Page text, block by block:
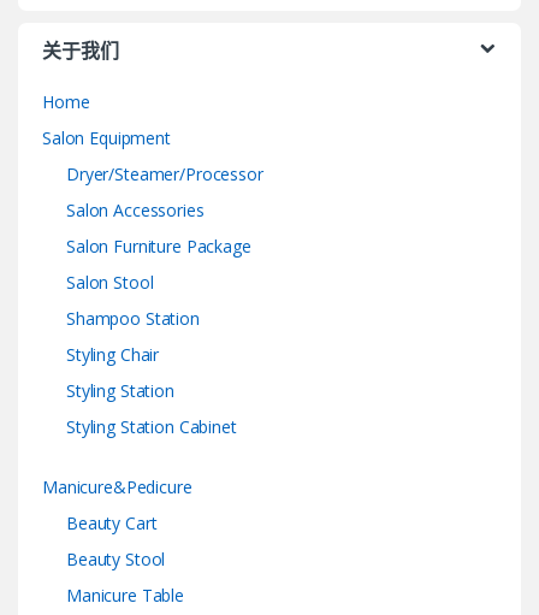
关于我们
Home
Salon Equipment
Dryer/Steamer/Processor
Salon Accessories
Salon Furniture Package
Salon Stool
Shampoo Station
Styling Chair
Styling Station
Styling Station Cabinet
Manicure&Pedicure
Beauty Cart
Beauty Stool
Manicure Table